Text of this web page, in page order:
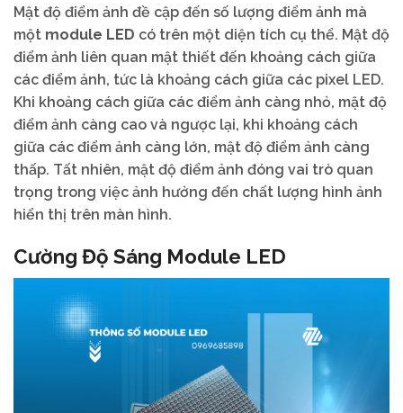
Mật độ điểm ảnh đề cập đến số lượng điểm ảnh mà
một module LED có trên một diện tích cụ thể. Mật độ
điểm ảnh liên quan mật thiết đến khoảng cách giữa
các điểm ảnh, tức là khoảng cách giữa các pixel LED.
Khi khoảng cách giữa các điểm ảnh càng nhỏ, mật độ
điểm ảnh càng cao và ngược lại, khi khoảng cách
giữa các điểm ảnh càng lớn, mật độ điểm ảnh càng
thấp. Tất nhiên, mật độ điểm ảnh đóng vai trò quan
trọng trong việc ảnh hưởng đến chất lượng hình ảnh
hiển thị trên màn hình.
Cường Độ Sáng Module LED